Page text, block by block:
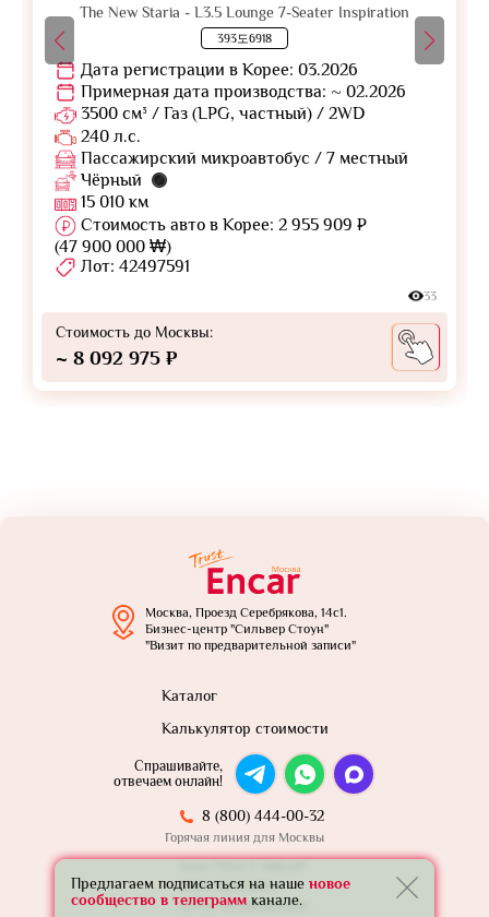
The New Staria - L3.5 Lounge 7-Seater Inspiration
393도6918
Дата регистрации в Корее: 03.2026
Примерная дата производства: ~ 02.2026
3500 см³ / Газ (LPG, частный) / 2WD
240 л.с.
Пассажирский микроавтобус / 7 местный
Чёрный
15 010 км
Стоимость авто в Корее: 2 955 909 ₽
(47 900 000 ₩)
Лот: 42497591
33
Стоимость до Москвы:
~ 8 092 975 ₽
Москва, Проезд Серебрякова, 14с1.
Бизнес-центр "Сильвер Стоун"
"Визит по предварительной записи"
Каталог
Калькулятор стоимости
Спрашивайте,
отвечаем онлайн!
8 (800) 444-00-32
Горячая линия для Москвы
ИНН: 7801739565
ОГРН: 1257800005924
Предлагаем подписаться на наше новое
сообщество в телеграмм канале.